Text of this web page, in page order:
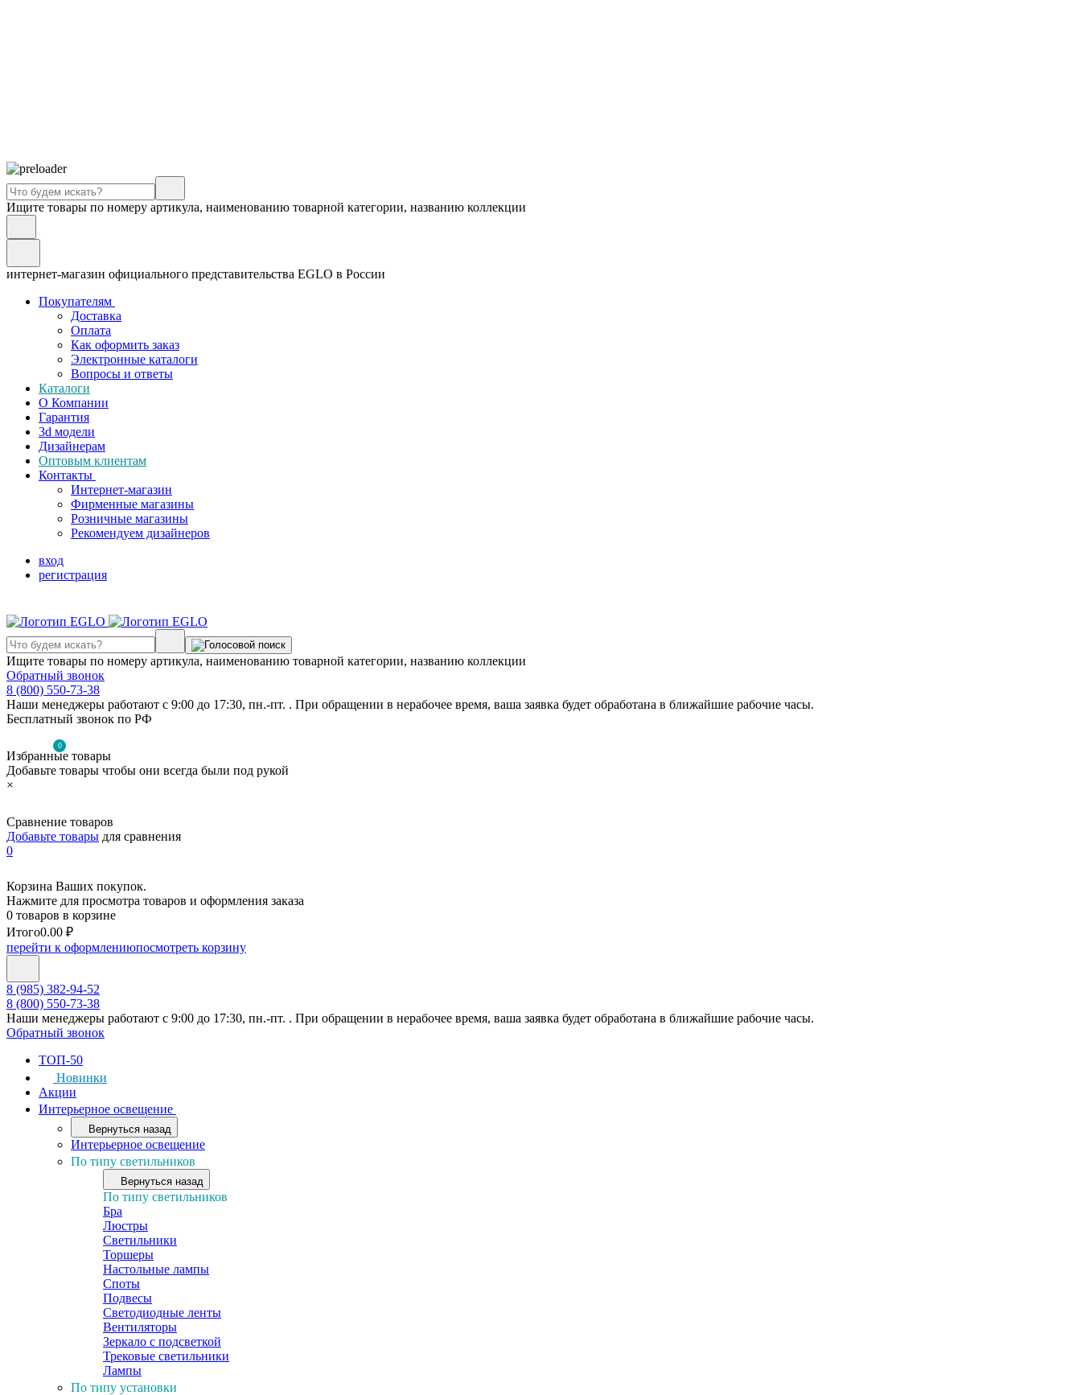
Ищите товары по номеру артикула, наименованию товарной категории, названию коллекции
интернет-магазин официального представительства EGLO в России
Покупателям
Доставка
Оплата
Как оформить заказ
Электронные каталоги
Вопросы и ответы
Каталоги
О Компании
Гарантия
3d модели
Дизайнерам
Оптовым клиентам
Контакты
Интернет-магазин
Фирменные магазины
Розничные магазины
Рекомендуем дизайнеров
вход
регистрация
Ищите товары по номеру артикула, наименованию товарной категории, названию коллекции
Обратный звонок
8 (800) 550-73-38
Наши менеджеры работают с 9:00 до 17:30, пн.-пт. . При обращении в нерабочее время, ваша заявка будет обработана в ближайшие рабочие часы.
Бесплатный звонок по РФ
0
Избранные товары
Добавьте товары чтобы они всегда были под рукой
×
Сравнение товаров
Добавьте товары для сравнения
0
Корзина Ваших покупок.
Нажмите для просмотра товаров и оформления заказа
0 товаров в корзине
Итого0.00 ₽
перейти к оформлениюпосмотреть корзину
8 (985) 382-94-52
8 (800) 550-73-38
Наши менеджеры работают с 9:00 до 17:30, пн.-пт. . При обращении в нерабочее время, ваша заявка будет обработана в ближайшие рабочие часы.
Обратный звонок
ТОП-50
Новинки
Акции
Интерьерное освещение
Вернуться назад
Интерьерное освещение
По типу светильников
Вернуться назад
По типу светильников
Бра
Люстры
Светильники
Торшеры
Настольные лампы
Споты
Подвесы
Светодиодные ленты
Вентиляторы
Зеркало с подсветкой
Трековые светильники
Лампы
По типу установки